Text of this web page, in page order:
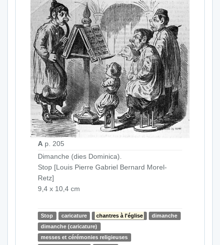
A p. 205
Dimanche (dies Dominica).
Stop [Louis Pierre Gabriel Bernard Morel-
Retz]
9,4 x 10,4 cm
Stop caricature chantres à l'église
dimanche
dimanche (caricature)
messes et cérémonies religieuses